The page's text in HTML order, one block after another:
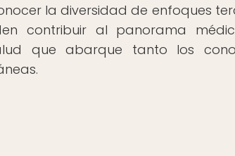
la diversidad de enfoques
contribuir al panorama
que abarque tanto los